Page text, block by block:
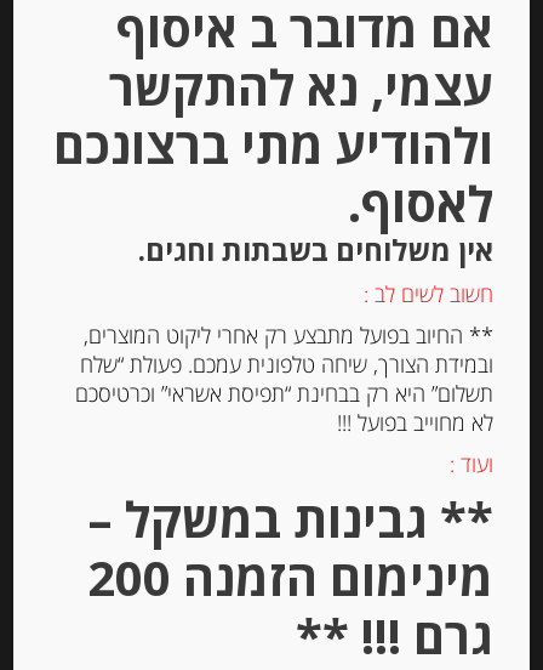
שמן זית איטלקי 250 מ”ל כתית מעולה
בארומת צילי חריף
מחיר ל 100 גרם: 19.60 ש"ח
יחידות
אם מדובר ב איסוף
עצמי, נא להתקשר
ולהודיע מתי ברצונכם
לאסוף.
אין משלוחים בשבתות וחגים.
חשוב לשים לב :
** החיוב בפועל מתבצע רק אחרי ליקוט המוצרים,
ובמידת הצורך, שיחה טלפונית עמכם. פעולת “שלח
תשלום” היא רק בבחינת “תפיסת אשראי” וכרטיסכם
לא מחוייב בפועל !!!
ועוד :
** גבינות במשקל –
מינימום הזמנה 200
גרם !!! **